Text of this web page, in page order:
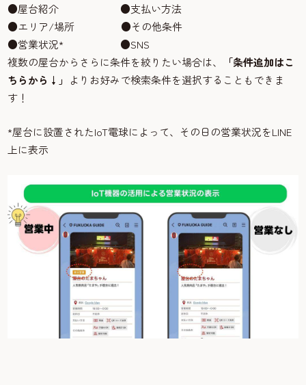
●屋台紹介 ●支払い方法
●エリア/場所 ●その他条件
●営業状況* ●SNS
複数の屋台からさらに条件を絞りたい場合は、
「条件追加はこ
ちらから↓」
よりお好みで検索条件を選択することもできま
す！
*屋台に設置されたIoT電球によって、その日の営業状況をLINE
上に表示